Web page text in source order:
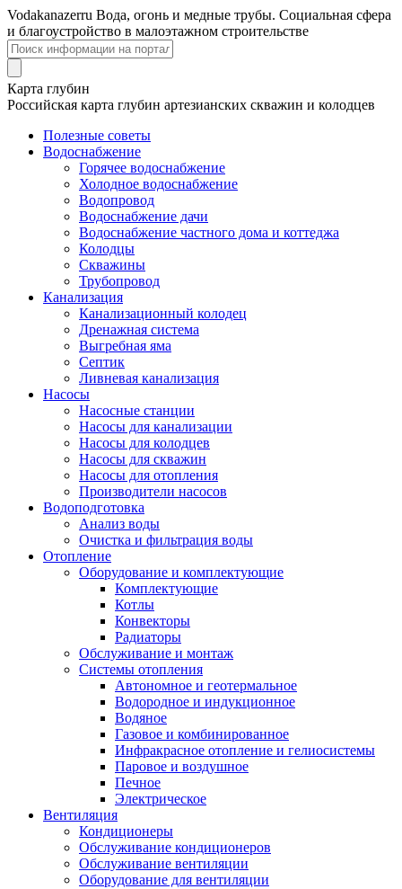
Vodakanazerru Вода, огонь и медные трубы. Социальная сфера
и благоустройство в малоэтажном строительстве
Карта глубин
Российская карта глубин артезианских скважин и колодцев
Полезные советы
Водоснабжение
Горячее водоснабжение
Холодное водоснабжение
Водопровод
Водоснабжение дачи
Водоснабжение частного дома и коттеджа
Колодцы
Скважины
Трубопровод
Канализация
Канализационный колодец
Дренажная система
Выгребная яма
Септик
Ливневая канализация
Насосы
Насосные станции
Насосы для канализации
Насосы для колодцев
Насосы для скважин
Насосы для отопления
Производители насосов
Водоподготовка
Анализ воды
Очистка и фильтрация воды
Отопление
Оборудование и комплектующие
Комплектующие
Котлы
Конвекторы
Радиаторы
Обслуживание и монтаж
Системы отопления
Автономное и геотермальное
Водородное и индукционное
Водяное
Газовое и комбинированное
Инфракрасное отопление и гелиосистемы
Паровое и воздушное
Печное
Электрическое
Вентиляция
Кондиционеры
Обслуживание кондиционеров
Обслуживание вентиляции
Оборудование для вентиляции